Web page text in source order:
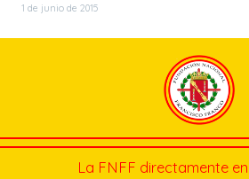
1 de junio de 2015
La FNFF directamente